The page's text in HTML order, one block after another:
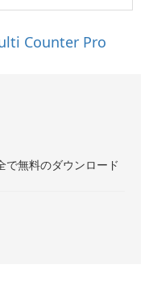
Counter Pro
無料のダウンロード